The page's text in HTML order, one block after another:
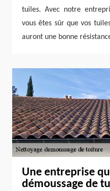
tuiles. Avec notre
vous êtes sûr que vos
auront une bonne
Une entreprise
démoussage de